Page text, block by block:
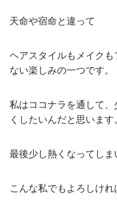
天命や宿命と違って
ヘアスタイルもメイク
ない楽しみの一つです。
私はココナラを通して
くしたいんだと思います。
最後少し熱くなってし
こんな私でもよろしけれ